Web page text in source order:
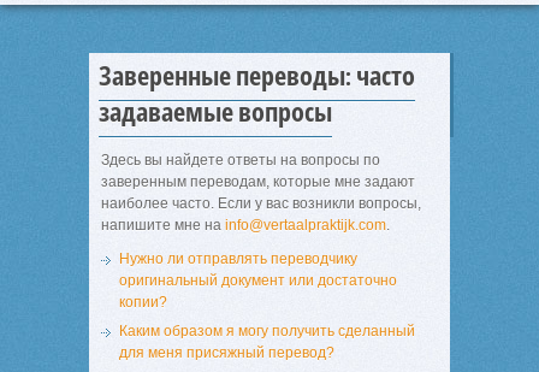
Заверенные переводы: часто
задаваемые вопросы
Здесь вы найдете ответы на вопросы по
заверенным переводам, которые мне задают
наиболее часто. Если у вас возникли вопросы,
напишите мне на info@vertaalpraktijk.com.
Нужно ли отправлять переводчику
оригинальный документ или достаточно
копии?
Каким образом я могу получить сделанный
для меня присяжный перевод?